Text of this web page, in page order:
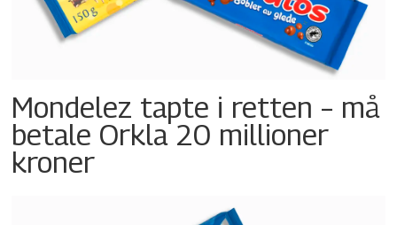
Mondelez tapte i retten – må
betale Orkla 20 millioner
kroner